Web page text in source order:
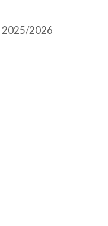
2025/2026